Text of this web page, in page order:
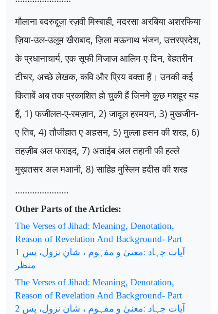
मौलाना बदरुद्दूजा रज़वी मिस्बाही,मदरसा अरबिया अशरफिया
ज़िया-उल-उलूम खैराबाद,ज़िला मऊनाथ भंजन,उत्तरप्रदेश,
के प्रधानाचार्य,एक सूफी मिजाज आलिम-ए-दिन,बेहतरीन
टीचर, अच्छे लेखक,कवि और प्रिय वक्ता हैं। उनकी कई
किताबें अब तक प्रकाशित हो चुकी हैं जिनमे कुछ मशहूर यह
हैं, 1)फजीलत-ए-रमज़ान, 2)जादूल हरमयन, 3)मुखजीन-
ए-तिब, 4)तौजीहात ए अहसन, 5)मुल्ला हसन की शरह, 6)
तहज़ीब अल फराइद, 7) अताईब अल तहानी फी हल्ले
मुख़तसर अल मआनी, 8)साहिह मुस्लिम हदीस की शरह
......................
Other Parts of the Articles:
The Verses of Jihad: Meaning, Denotation,
Reason of Revelation And Background- Part
1 آیات جہاد :معنیٰ و مفہوم ، شانِ نزول، پس
منظر
The Verses of Jihad: Meaning, Denotation,
Reason of Revelation And Background- Part
2 آیات جہاد :معنیٰ و مفہوم ، شانِ نزول، پس